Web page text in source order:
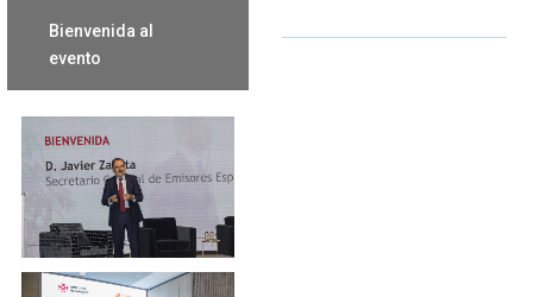
Bienvenida al
evento